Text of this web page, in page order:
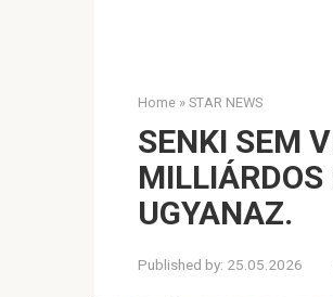
Home » STAR NEWS
SENKI SEM
UGYANAZ.
Published by: 25.05.2026